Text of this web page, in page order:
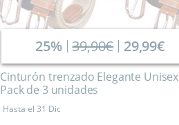
25% 39,90€ 29,99€
Cinturón trenzado Elegante Unisex
Pack de 3 unidades
Hasta el 31 Dic